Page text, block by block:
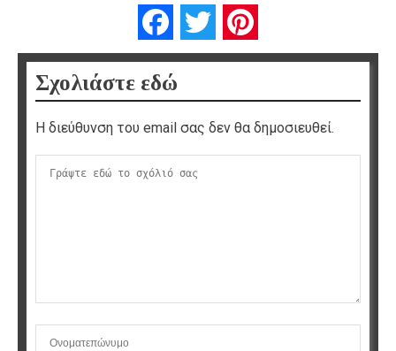
FacebookTwitter
Σχολιάστε εδώ
Η διεύθυνση του email σας δεν θα δημοσιευθεί.